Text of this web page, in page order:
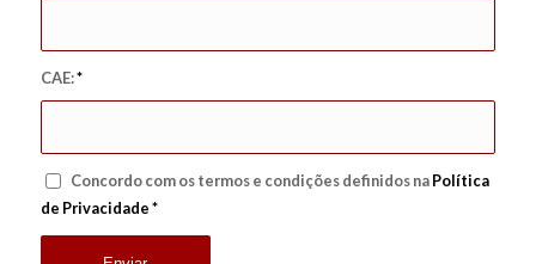
CAE:*
Concordo com os termos e condições definidos naPolítica
de Privacidade*